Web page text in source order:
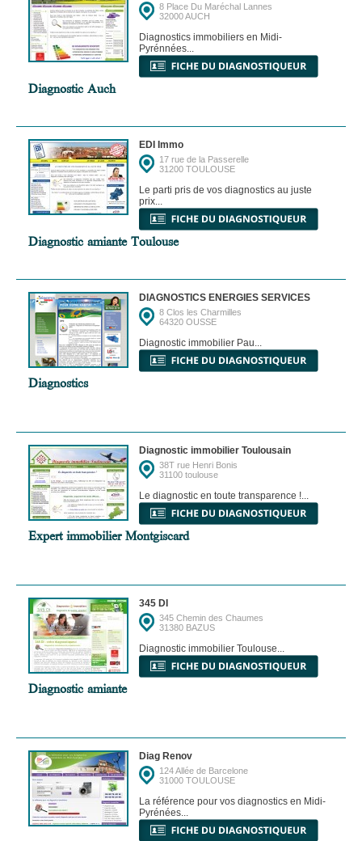
8 Place Du Maréchal Lannes
32000 AUCH
Diagnostics immobiliers en Midi-
Pyrénnées...
Diagnostic Auch
EDI Immo
17 rue de la Passerelle
31200 TOULOUSE
Le parti pris de vos diagnostics au juste
prix...
Diagnostic amiante Toulouse
DIAGNOSTICS ENERGIES SERVICES
8 Clos les Charmilles
64320 OUSSE
Diagnostic immobilier Pau...
Diagnostics
Diagnostic immobilier Toulousain
38T rue Henri Bonis
31100 toulouse
Le diagnostic en toute transparence !...
Expert immobilier Montgiscard
345 DI
345 Chemin des Chaumes
31380 BAZUS
Diagnostic immobilier Toulouse...
Diagnostic amiante
Diag Renov
124 Allée de Barcelone
31000 TOULOUSE
La référence pour vos diagnostics en Midi-
Pyrénées...